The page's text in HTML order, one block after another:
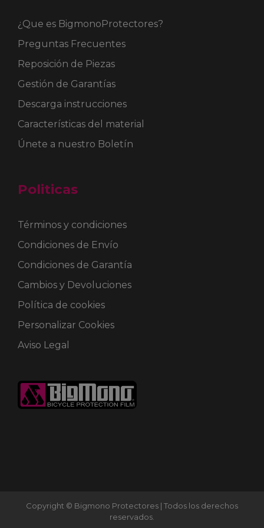
¿Que es BigmonoProtectores?
Preguntas Frecuentes
Reposición de Piezas
Gestión de Garantías
Descarga instrucciones
Características del material
Únete a nuestro Boletín
Politicas
Términos y condiciones
Condiciones de Envío
Condiciones de Garantía
Cambios y Devoluciones
Política de cookies
Personalizar Cookies
Aviso Legal
Copyright © Bigmono Protectores | Todos los derechos
reservados.